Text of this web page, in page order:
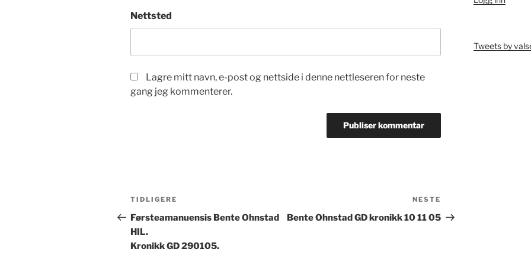
Nettsted
Lagre mitt navn, e-post og nettside i denne nettleseren for neste
gang jeg kommenterer.
Innleggsnavigasjon
Forrige
innlegg
TIDLIGERE
Førsteamanuensis Bente Ohnstad
HIL.
Kronikk GD 290105.
innlegg
NESTE
Bente Ohnstad GD kronikk 10 11 05
Tweets by